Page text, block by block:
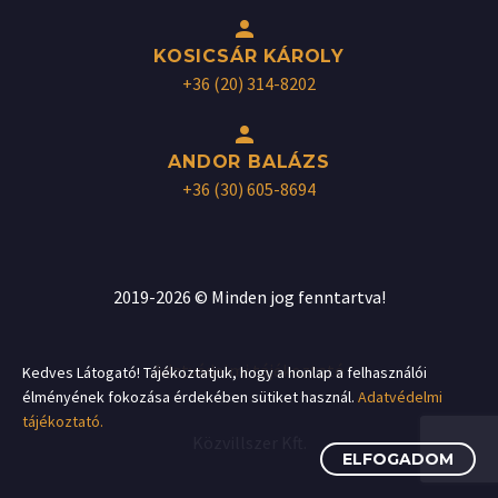


KOSICSÁR KÁROLY
+36 (20) 314-8202


ANDOR BALÁZS
+36 (30) 605-8694
2019-2026 © Minden jog fenntartva!
Adatvédelmi tájékoztató
Kedves Látogató! Tájékoztatjuk, hogy a honlap a felhasználói
élményének fokozása érdekében sütiket használ. Adatvédelmi
tájékoztató.
ELFOGADOM